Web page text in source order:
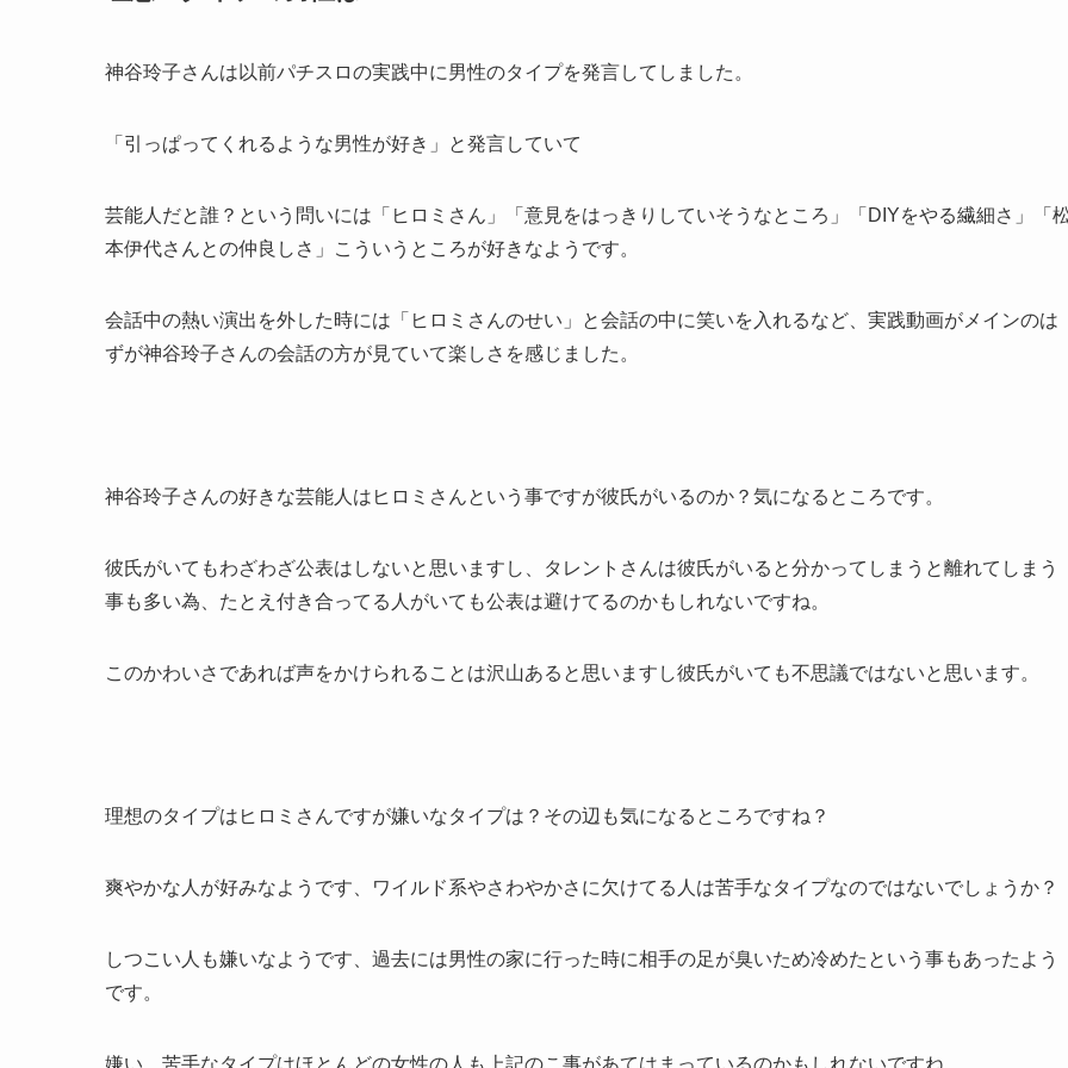
神谷玲子さんは以前パチスロの実践中に男性のタイプを発言してしました。
「引っぱってくれるような男性が好き」と発言していて
芸能人だと誰？という問いには「ヒロミさん」「意見をはっきりしていそうなところ」「DIYをやる繊細さ」「
本伊代さんとの仲良しさ」こういうところが好きなようです。
会話中の熱い演出を外した時には「ヒロミさんのせい」と会話の中に笑いを入れるなど、実践動画がメインのは
ずが神谷玲子さんの会話の方が見ていて楽しさを感じました。
神谷玲子さんの好きな芸能人はヒロミさんという事ですが彼氏がいるのか？気になるところです。
彼氏がいてもわざわざ公表はしないと思いますし、タレントさんは彼氏がいると分かってしまうと離れてしまう
事も多い為、たとえ付き合ってる人がいても公表は避けてるのかもしれないですね。
このかわいさであれば声をかけられることは沢山あると思いますし彼氏がいても不思議ではないと思います。
理想のタイプはヒロミさんですが嫌いなタイプは？その辺も気になるところですね？
爽やかな人が好みなようです、ワイルド系やさわやかさに欠けてる人は苦手なタイプなのではないでしょうか？
しつこい人も嫌いなようです、過去には男性の家に行った時に相手の足が臭いため冷めたという事もあったよう
です。